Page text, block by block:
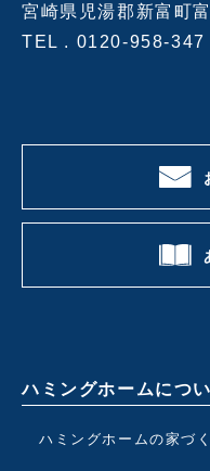
宮崎県児湯郡新富町
TEL . 0120-958-347
ハミングホームにつ
ハミングホームの家づ